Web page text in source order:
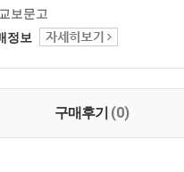
보문고
정보
구매후기 (0)